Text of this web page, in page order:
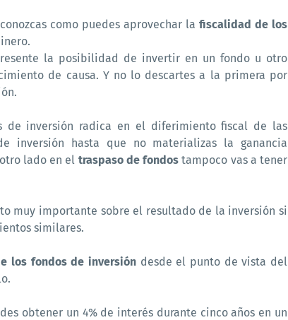
como puedes aprovechar lafiscalidad de los
la posibilidad de invertir en un fondo u otro
de causa. Y no lo descartes a la primera por
de inversión radica en el diferimiento fiscal de las
inversión hasta que no materializas la ganancia
lado en el traspaso de fondos tampoco vas a tener
muy importante sobre el resultado de la inversión si
similares.
los fondos de inversión desde el punto de vista del
obtener un 4% de interés durante cinco años en un